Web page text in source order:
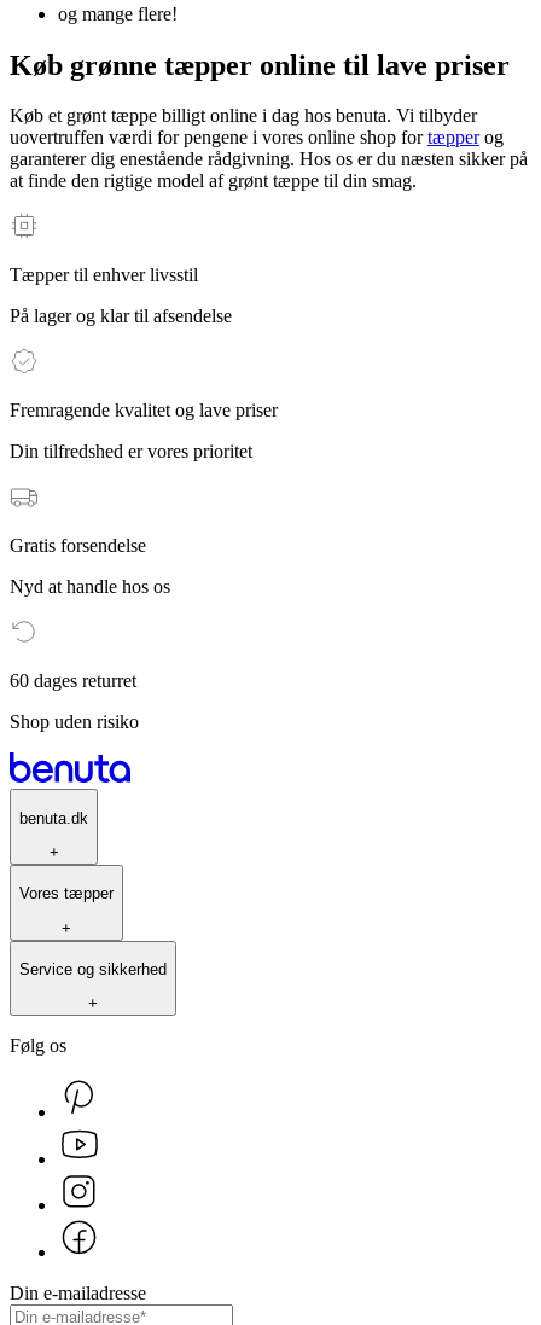
og mange flere!
Køb grønne tæpper online til lave priser
Køb et grønt tæppe billigt online i dag hos benuta. Vi tilbyder
uovertruffen værdi for pengene i vores online shop fortæpperog
garanterer dig enestående rådgivning. Hos os er du næsten sikker på
at finde den rigtige model af grønt tæppe til din smag.
Tæpper til enhver livsstil
På lager og klar til afsendelse
Fremragende kvalitet og lave priser
Din tilfredshed er vores prioritet
Gratis forsendelse
Nyd at handle hos os
60 dages returret
Shop uden risiko
benuta.dk
+
Vores tæpper
+
Service og sikkerhed
+
Følg os
Din e-mailadresse